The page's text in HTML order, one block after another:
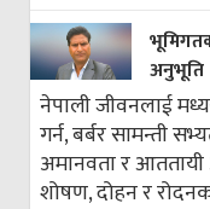
अनुभूति
नेपाली जीवनलाई
गर्न, बर्बर सामन्ती
अमानवता र
शोषण, दोहन र